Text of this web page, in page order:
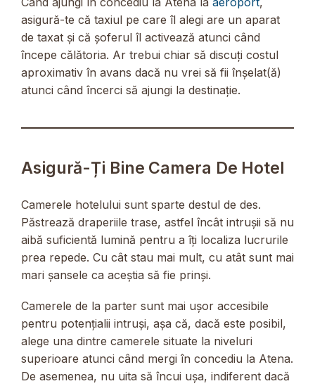
asigură-te că taxiul pe care îl alegi are un aparat
de taxat și că șoferul îl activează atunci când
începe călătoria. Ar trebui chiar să discuți costul
aproximativ în avans dacă nu vrei să fii înșelat(ă)
atunci când încerci să ajungi la destinație.
Asigură-Ți Bine Camera De Hotel
Camerele hotelului sunt sparte destul de des.
Păstrează draperiile trase, astfel încât intrușii să nu
aibă suficientă lumină pentru a îți localiza lucrurile
prea repede. Cu cât stau mai mult, cu atât sunt mai
mari șansele ca aceștia să fie prinși.
Camerele de la parter sunt mai ușor accesibile
pentru potențialii intruși, așa că, dacă este posibil,
alege una dintre camerele situate la niveluri
superioare atunci când mergi în concediu la Atena.
De asemenea, nu uita să încui ușa, indiferent dacă